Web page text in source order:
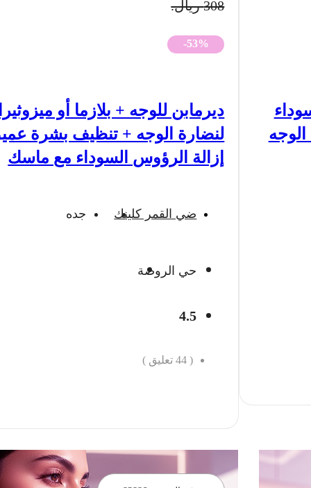
308 ريال.
-53%
ديرمابن للوجه + بلازما أو
لنضارة الوجه + تنظيف بشرة
إزالة الرؤوس السوداء مع ماسك
ضي القمر كلينك جده
حي الروضة
4.5
(
44تعليق )